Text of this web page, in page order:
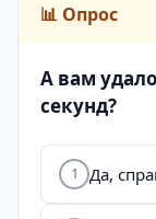
📊 Опрос
А вам
секунд?
1 Да,